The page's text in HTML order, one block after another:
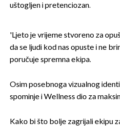
uštogljen i pretenciozan.
'Ljeto je vrijeme stvoreno za
da se ljudi kod nas opuste i ne
poručuje spremna ekipa.
Osim posebnoga vizualnog
spominje i Wellness dio za
Kako bi što bolje zagrijali ekipu